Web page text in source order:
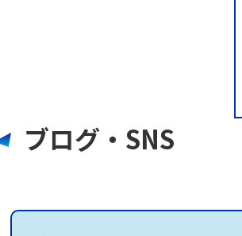
ブログ・SNS